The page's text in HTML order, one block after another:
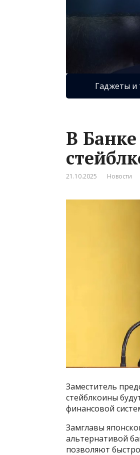
Гаджеты и
В
21.10.2025 Новости
Заместитель
стейблкоины
финансовой
Замглавы
альтернативой
позволяют